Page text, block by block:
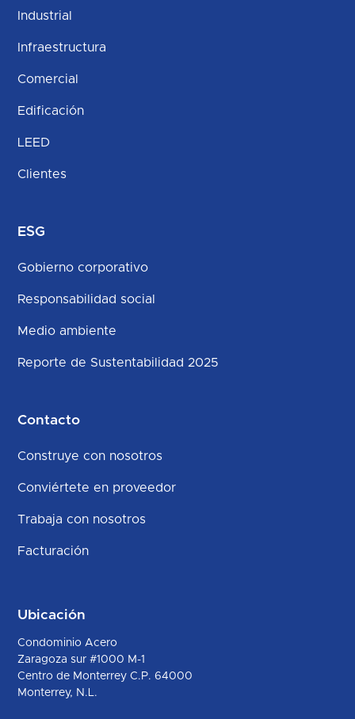
Industrial
Infraestructura
Comercial
Edificación
LEED
Clientes
ESG
Gobierno corporativo
Responsabilidad social
Medio ambiente
Reporte de Sustentabilidad 2025
Contacto
Construye con nosotros
Conviértete en proveedor
Trabaja con nosotros
Facturación
Ubicación
Condominio Acero
Zaragoza sur #1000 M-1
Centro de Monterrey C.P. 64000
Monterrey, N.L.